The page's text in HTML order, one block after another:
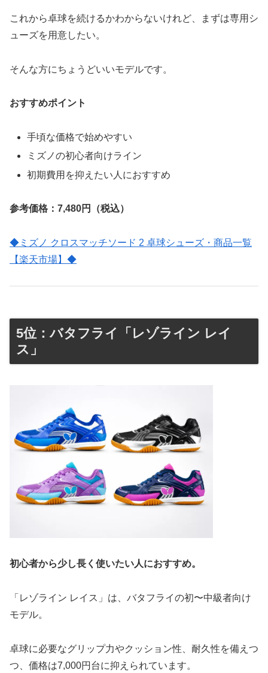
これから卓球を続けるかわからないけれど、まずは専用シ
ューズを用意したい。
そんな方にちょうどいいモデルです。
おすすめポイント
手頃な価格で始めやすい
ミズノの初心者向けライン
初期費用を抑えたい人におすすめ
参考価格：7,480円（税込）
◆ミズノ クロスマッチソード 2 卓球シューズ・商品一覧
【楽天市場】◆
5位：バタフライ「レゾライン レイ
ス」
初心者から少し長く使いたい人におすすめ。
「レゾライン レイス」は、バタフライの初〜中級者向け
モデル。
卓球に必要なグリップ力やクッション性、耐久性を備えつ
つ、価格は7,000円台に抑えられています。